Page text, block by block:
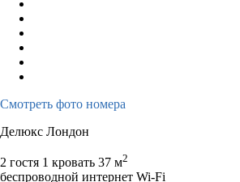
Смотреть фото номера
Делюкс Лондон
2 гостя 1 кровать 37 м2
беспроводной интернет Wi-Fi